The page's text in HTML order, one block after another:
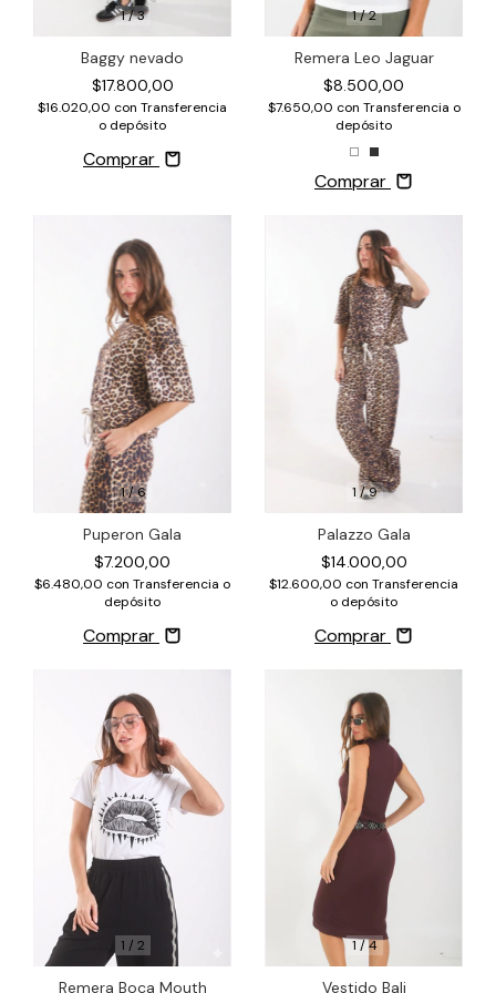
1/3
Baggy nevado
$17.800,00
$16.020,00 con Transferencia
o depósito
Comprar
1/2
Remera Leo Jaguar
$8.500,00
$7.650,00 con Transferencia o
depósito
Comprar
1/6
Puperon Gala
$7.200,00
$6.480,00 con Transferencia o
depósito
Comprar
1/9
Palazzo Gala
$14.000,00
$12.600,00 con Transferencia
o depósito
Comprar
1 / 2
Remera Boca Mouth
1/4
Vestido Bali